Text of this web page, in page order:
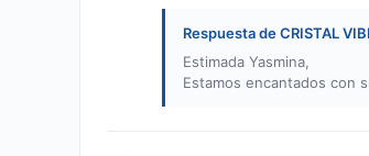
Respuesta de CRISTAL
Estimada Yasmina,
Estamos encantados con